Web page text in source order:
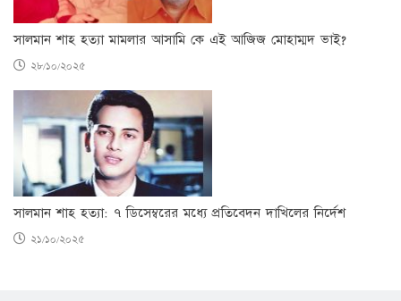
সালমান শাহ হত্যা মামলার আসামি কে এই আজিজ মোহাম্মদ ভাই?
২৮/১০/২০২৫
সালমান শাহ হত্যা: ৭ ডিসেম্বরের মধ্যে প্রতিবেদন দাখিলের নির্দেশ
২১/১০/২০২৫